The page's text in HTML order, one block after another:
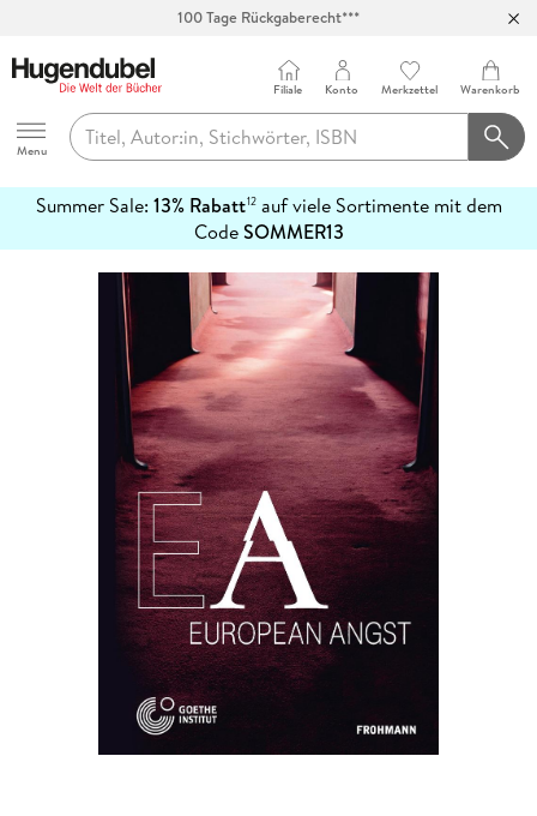
100 Tage Rückgaberecht***
Hugendubel
Menu
Filiale Konto Merkzettel Warenkorb
Summer Sale: 13% Rabatt12auf viele Sortimente mit dem
CodeSOMMER13
erfahren